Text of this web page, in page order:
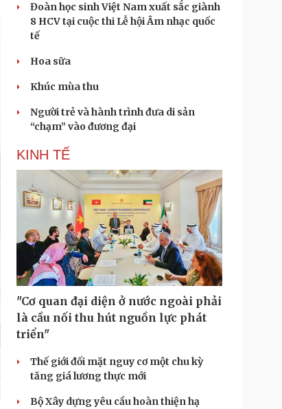
Đoàn học sinh Việt Nam xuất sắc giành
8 HCV tại cuộc thi Lễ hội Âm nhạc quốc
tế
Hoa sữa
Khúc mùa thu
Người trẻ và hành trình đưa di sản
“chạm” vào đương đại
KINH TẾ
"Cơ quan đại diện ở nước ngoài phải
là cầu nối thu hút nguồn lực phát
triển"
Thế giới đối mặt nguy cơ một chu kỳ
tăng giá lương thực mới
Bộ Xây dựng yêu cầu hoàn thiện hạ